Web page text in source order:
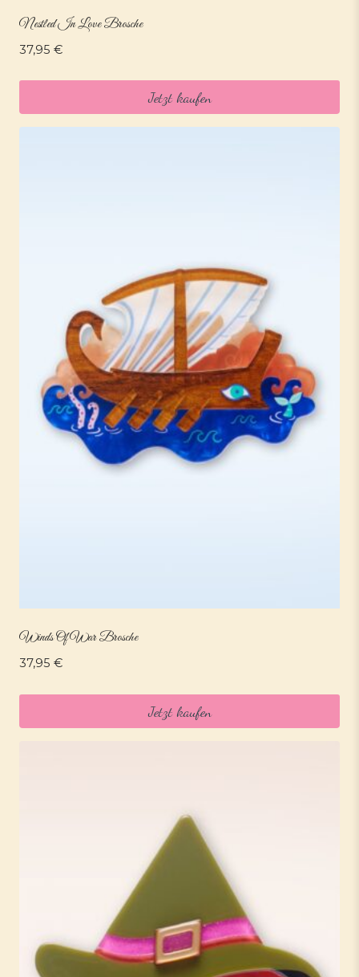
Nestled In Love Brosche
37,95 €
Jetzt kaufen
Winds Of War Brosche
37,95 €
Jetzt kaufen